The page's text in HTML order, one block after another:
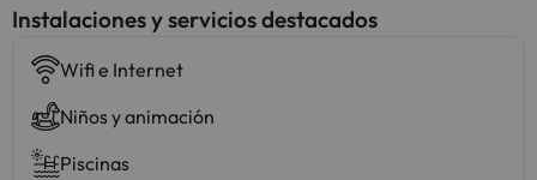
Instalaciones y servicios destacados
Wifi e Internet
Niños y animación
Piscinas